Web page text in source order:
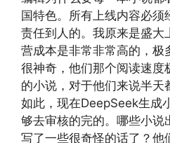
国特色。所有上线内容必须
责任到人的。我原来是盛大
营成本是非常非常高的，极
很神奇，他们那个阅读速度
的小说，对于他们来说半天
如此，现在DeepSeek生成
够去审核的完的。哪些小说
写了一些很奇怪的话了？他